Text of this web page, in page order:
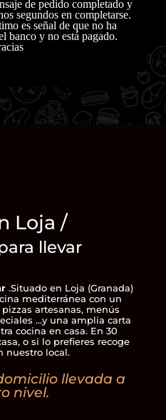
de pedido completado y
segundos en completarse.
es señal de que no ha
banco y no está pagado.
Loja /
llevar
.Situado en Loja (Granada)
mediterránea con un
artesanas, menús
…y una amplia carta
cocina en casa. En 30
o si lo prefieres recoge
nuestro local.
llevada a
nivel.